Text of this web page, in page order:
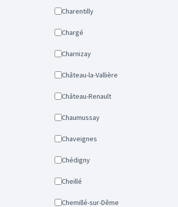
Charentilly
Chargé
Charnizay
Château-la-Vallière
Château-Renault
Chaumussay
Chaveignes
Chédigny
Cheillé
Chemillé-sur-Dême